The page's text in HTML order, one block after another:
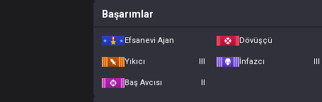
Başarımlar
Efsanevi Ajan Dövüşçü
Yıkıcı III İnfazcı III
Baş Avcısı II